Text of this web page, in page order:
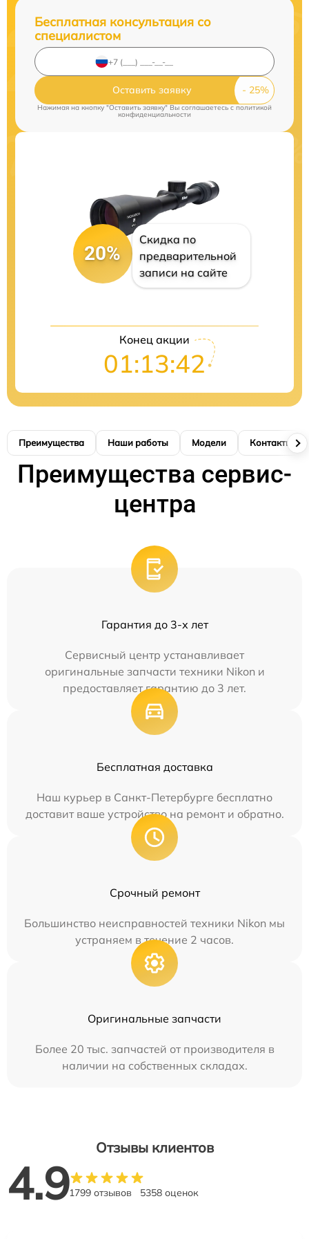
Бесплатная консультация со
специалистом
Оставить заявку
Нажимая на кнопку "Оставить заявку" Вы соглашаетесь cполитикой
конфиденциальности
20%
Скидка по
предварительной
записи на сайте
Конец акции
01:13:41
Преимущества Наши работы Модели Контакты
Преимущества сервис-
центра
Гарантия до 3-х лет
Сервисный центр устанавливает
оригинальные запчасти техники Nikon и
предоставляет гарантию до 3 лет.
Бесплатная доставка
Наш курьер в Санкт-Петербурге бесплатно
доставит ваше устройство на ремонт и обратно.
Срочный ремонт
Большинство неисправностей техники Nikon мы
устраняем в течение 2 часов.
Оригинальные запчасти
Более 20 тыс. запчастей от производителя в
наличии на собственных складах.
Отзывы клиентов
4.91799 отзывов 5358 оценок